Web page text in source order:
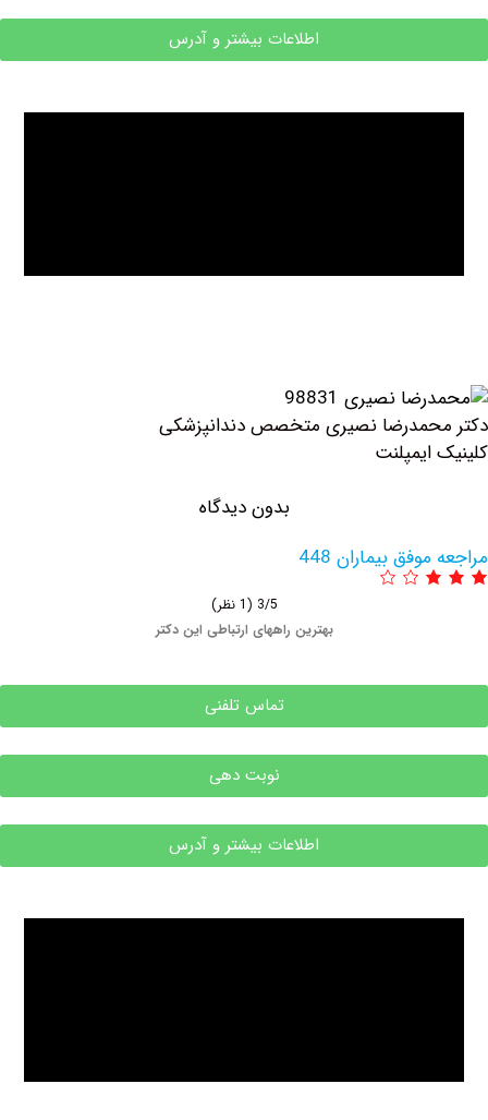
اطلاعات بیشتر و آدرس
نصیری متخصص دندانپزشکی
بدون دیدگاه
بیماران 448
بهترین راههای ارتباطی این دکتر
تماس تلفنی
نوبت دهی
اطلاعات بیشتر و آدرس